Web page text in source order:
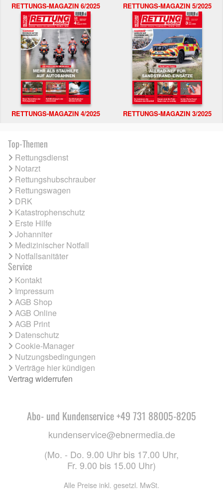
RETTUNGS-MAGAZIN 6/2025 RETTUNGS-MAGAZIN 5/2025
RETTUNGS-MAGAZIN 4/2025 RETTUNGS-MAGAZIN 3/2025
Top-Themen
Rettungsdienst
Notarzt
Rettungshubschrauber
Rettungswagen
DRK
Katastrophenschutz
Erste Hilfe
Johanniter
Medizinischer Notfall
Notfallsanitäter
Service
Kontakt
Impressum
AGB Shop
AGB Online
AGB Print
Datenschutz
Cookie-Manager
Nutzungsbedingungen
Verträge hier kündigen
Vertrag widerrufen
Abo- und Kundenservice +49 731 88005-8205
kundenservice@ebnermedia.de
(Mo. - Do. 9.00 Uhr bis 17.00 Uhr,
Fr. 9.00 bis 15.00 Uhr)
Alle Preise inkl. gesetzl. MwSt.